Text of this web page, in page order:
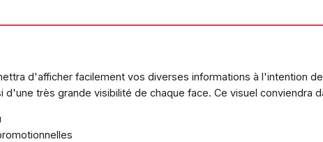
d'afficher facilement vos diverses informations à l'intention
très grande visibilité de chaque face. Ce visuel conviendra